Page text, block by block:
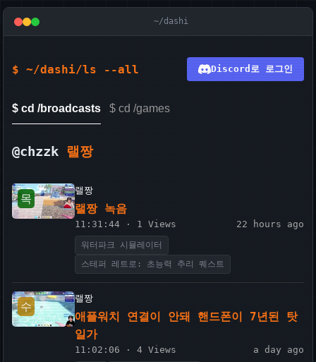
~/dashi
$ ~/dashi/ls --all Discord로 로그인
$ cd /broadcasts $ cd /games
@chzzk 랠짱
목
랠짱
랠짱 녹음
11:31:44 · 1 Views 22 hours ago
워터파크 시뮬레이터
스테퍼 레트로: 초능력 추리 퀘스트
수
랠짱
애플워치 연결이 안돼 핸드폰이 7년된 탓
일가
11:02:06 · 4 Views a day ago